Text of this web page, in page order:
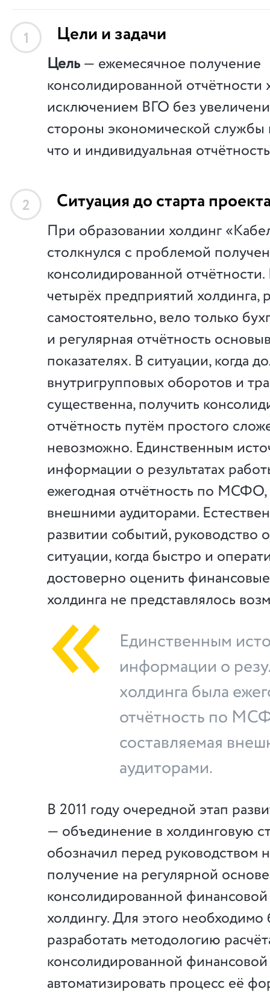
1 Цели и задачи
Цель— ежемесячное получение
консолидированной отчётности
исключением ВГО без
стороны экономической службы
что и индивидуальная отчётность
2 Ситуация до старта
При образовании холдинг
столкнулся с проблемой
консолидированной
четырёх предприятий холдинга,
самостоятельно, вело только
и регулярная отчётность
показателях. В ситуации, когда
внутригрупповых оборотов и
существенна, получить
отчётность путём простого
невозможно. Единственным
информации о результатах
ежегодная отчётность по МСФО,
внешними аудиторами.
развитии событий, руководство
ситуации, когда быстро и
достоверно оценить
холдинга не представлялось
Единственным
информации о
холдинга была
отчётность по
составляемая
аудиторами.
В 2011 году очередной этап
— объединение в холдинговую
обозначил перед руководством
получение на регулярной основе
консолидированной
холдингу. Для этого
разработать методологию
консолидированной
автоматизировать процесс её